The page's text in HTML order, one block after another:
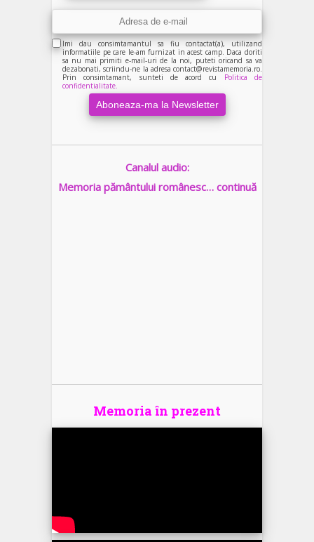
Imi dau consimtamantul sa fiu contactat(a), utilizand
informatiile pe care le-am furnizat in acest camp. Daca doriti
sa nu mai primiti e-mail-uri de la noi, puteti oricand sa va
dezabonati, scriindu-ne la adresa contact@revistamemoria.ro.
Prin consimtamant, sunteti de acord cu Politica de
confidentialitate.
Canalul audio:
Memoria pământului românesc… continuă
Memoria în prezent